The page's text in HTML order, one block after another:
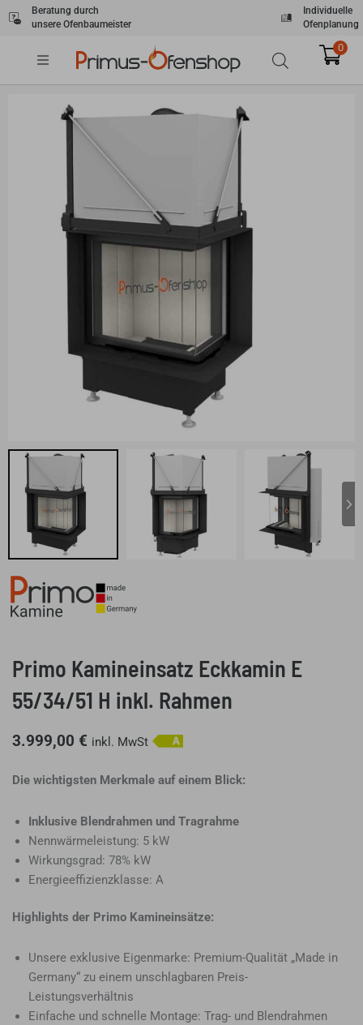
Zum
Inhalt
Beratung durch
unsere Ofenbaumeister
Individuelle
Ofenplanung
0
Primo Kamineinsatz Eckkamin E
55/34/51 H inkl. Rahmen
3.999,00 € inkl. MwSt
Die wichtigsten Merkmale auf einem Blick:
Inklusive Blendrahmen und Tragrahme
Nennwärmeleistung: 5 kW
Wirkungsgrad: 78% kW
Energieeffizienzklasse: A
Highlights der Primo Kamineinsätze:
Unsere exklusive Eigenmarke: Premium-Qualität „Made in
Germany“ zu einem unschlagbaren Preis-
Leistungsverhältnis
Einfache und schnelle Montage: Trag- und Blendrahmen